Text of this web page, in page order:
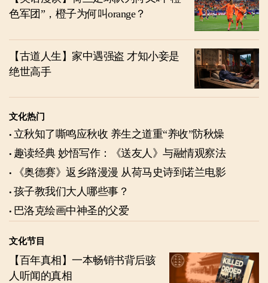
色军团”，橙子为何叫orange？
【古道人生】家中遇强盗 才知小妾是
绝世高手
文化热门
立秋知了嘶鸣应秋收 养生之道重“养收”防秋燥
趣读经典 妙悟写作：《送友人》与融情观察法
《奥德赛》返乡路漫漫 从荷马史诗到诺兰电影
孩子教我们大人哪些事？
巴洛克绘画中神圣的父爱
文化节目
【百年真相】一本畅销书背后骇
人听闻的真相